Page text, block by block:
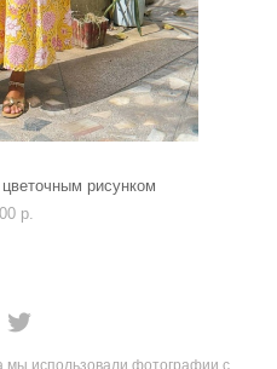
рисунком
p.
мы использовали фотографии с